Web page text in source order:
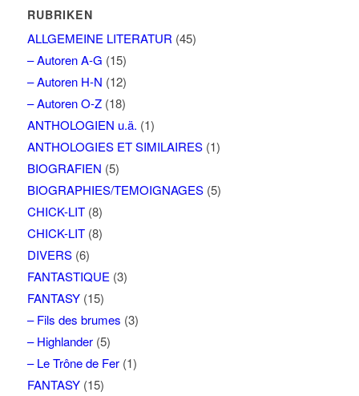
RUBRIKEN
ALLGEMEINE LITERATUR (45)
– Autoren A-G (15)
– Autoren H-N (12)
– Autoren O-Z(18)
ANTHOLOGIEN u.ä. (1)
ANTHOLOGIES ET SIMILAIRES(1)
BIOGRAFIEN (5)
BIOGRAPHIES/TEMOIGNAGES(5)
CHICK-LIT(8)
CHICK-LIT(8)
DIVERS(6)
FANTASTIQUE (3)
FANTASY(15)
– Fils des brumes (3)
– Highlander(5)
– Le Trône de Fer(1)
FANTASY(15)